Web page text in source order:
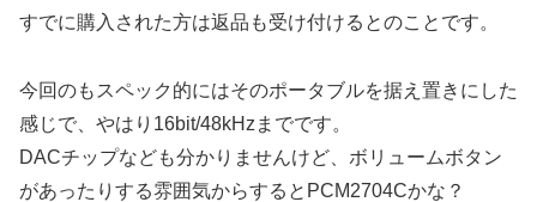
すでに購入された方は返品も受け付けるとのことです。
今回のもスペック的にはそのポータブルを据え置きにした
感じで、やはり16bit/48kHzまでです。
DACチップなども分かりませんけど、ボリュームボタン
があったりする雰囲気からするとPCM2704Cかな？